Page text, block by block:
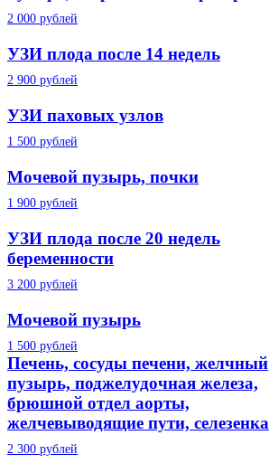
2 000 рублей
УЗИ плода после 14 недель
2 900 рублей
УЗИ паховых узлов
1 500 рублей
Мочевой пузырь, почки
1 900 рублей
УЗИ плода после 20 недель
беременности
3 200 рублей
Мочевой пузырь
1 500 рублей
Печень, сосуды печени, желчный
пузырь, поджелудочная железа,
брюшной отдел аорты,
желчевыводящие пути, селезенка
2 300 рублей